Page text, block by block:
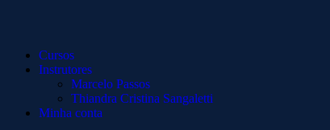
Cursos
Instrutores
Marcelo Passos
Thiandra Cristina Sangaletti
Minha conta